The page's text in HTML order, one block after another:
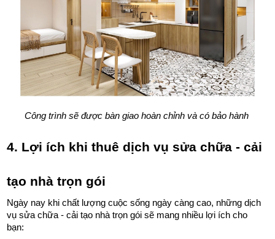
Công trình sẽ được bàn giao hoàn chỉnh và có bảo hành
4. Lợi ích khi thuê dịch vụ sửa chữa - cải
tạo nhà trọn gói
Ngày nay khi chất lượng cuộc sống ngày càng cao, những dịch
vụ sửa chữa - cải tạo nhà trọn gói sẽ mang nhiều lợi ích cho
bạn: